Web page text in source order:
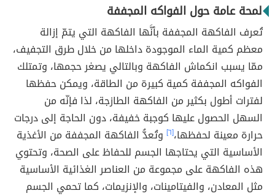
لمحة عامة حول الفواكه المجففة
تُعرف الفاكهة المجففة بأنَّها الفاكهة التي يتمّ إزالة
معظم كمية الماء الموجودة داخلها من خلال طرق التجفيف،
ممّا يسبب انكماش الفاكهة وبالتالي يصغر حجمها، وتمتلك
الفواكه المجففة كمية كبيرة من الطاقة، ويمكن حفظها
لفترات أطول بكثير من الفاكهة الطازجة، لذا فإنّه من
السهل الحصول عليها كوجبة خفيفة، دون الحاجة إلى درجات
حرارة معينة لحفظها،[٦]
وتُعدُّ الفاكهة المجففة من الأغذية
الأساسية التي يحتاجها الجسم للحفاظ على الصحة، وتحتوي
هذه الفاكهة على مجموعة من العناصر الغذائية الأساسية
مثل المعادن، والفيتامينات، والإنزيمات، كما تحمي الجسم